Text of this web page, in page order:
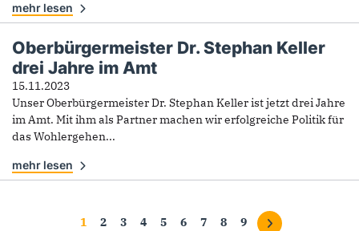
mehr lesen
Oberbürgermeister Dr. Stephan Keller
drei Jahre im Amt
15.11.2023
Unser Oberbürgermeister Dr. Stephan Keller ist jetzt drei Jahre
im Amt. Mit ihm als Partner machen wir erfolgreiche Politik für
das Wohlergehen...
mehr lesen
1 2 3 4 5 6 7 8 9